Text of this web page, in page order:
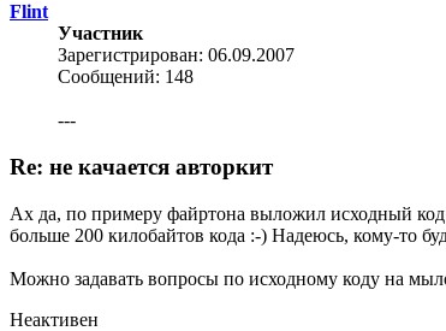
Flint
Участник
Зарегистрирован: 06.09.2007
Сообщений: 148
---
Re: не качается авторкит
Ах да, по примеру файртона выложил исходный
больше 200 килобайтов кода :-) Надеюсь, кому-то
Можно задавать вопросы по исходному коду на
Неактивен